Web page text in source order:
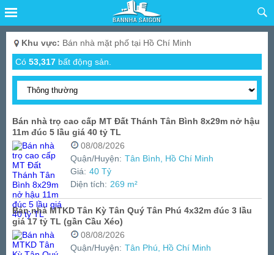
Khu vực: Bán nhà mặt phố tại Hồ Chí Minh
Có 53,317 bất động sản.
Bán nhà trọ cao cấp MT Đất Thánh Tân Bình 8x29m nở hậu
11m đúc 5 lầu giá 40 tỷ TL
08/08/2026
Quận/Huyện: Tân Bình, Hồ Chí Minh
Giá: 40 Tỷ
Diện tích: 269 m²
Bán nhà MTKD Tân Kỳ Tân Quý Tân Phú 4x32m đúc 3 lầu
giá 17 tỷ TL (gần Cầu Xéo)
08/08/2026
Quận/Huyện: Tân Phú, Hồ Chí Minh